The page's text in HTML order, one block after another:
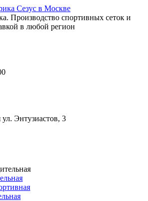
Производство спортивных сеток и
в любой регион
Энтузиастов, 3